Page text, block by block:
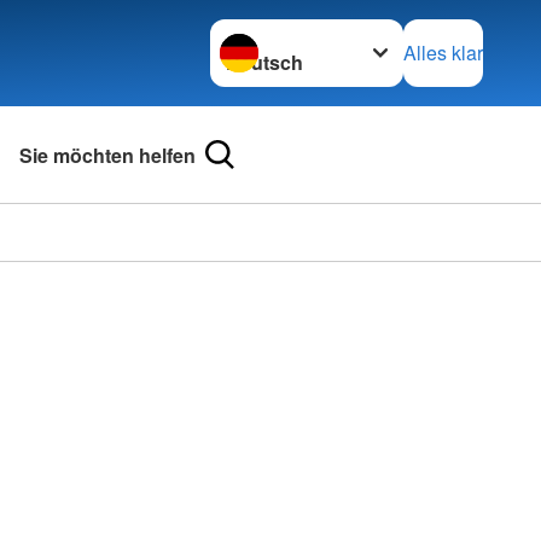
Sprache wechseln zu
Alles klar
Sie möchten helfen